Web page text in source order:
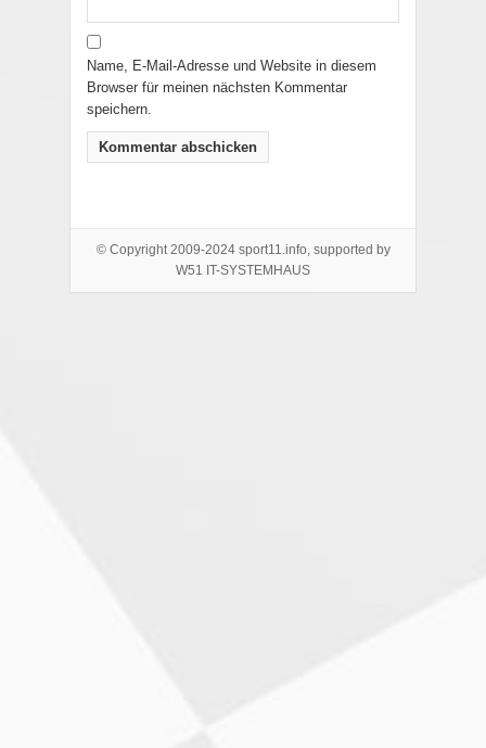
Name, E-Mail-Adresse und Website in diesem
Browser für meinen nächsten Kommentar
speichern.
© Copyright 2009-2024 sport11.info, supported by
W51 IT-SYSTEMHAUS